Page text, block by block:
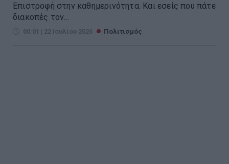
Επιστροφή στην καθημερινότητα. Και εσείς που πάτε
διακοπές τον...
00:01 | 22 Ιουλίου 2026 Πολιτισμός